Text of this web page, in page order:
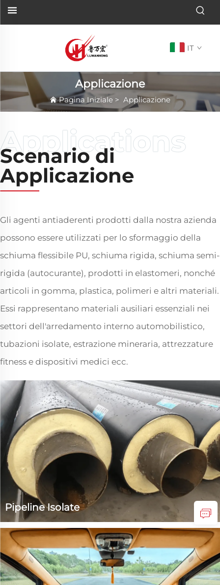
IT
Applicazione
Pagina Iniziale > Applicazione
Scenario di
Applicazione
Gli agenti antiaderenti prodotti dalla nostra azienda
possono essere utilizzati per lo sformaggio della
schiuma flessibile PU, schiuma rigida, schiuma semi-
rigida (autocurante), prodotti in elastomeri, nonché
articoli in gomma, plastica, polimeri e altri materiali.
Essi rappresentano materiali ausiliari essenziali nei
settori dell'arredamento interno automobilistico,
tubazioni isolate, estrazione mineraria, attrezzature
fitness e dispositivi medici ecc.
Pipeline Isolate
Le linee isolate rappresentano i prodotti del gruppo dei
poliuretani a schiuma rigida. La nostra azienda produce
agenti di scarico per poliuretano a schiuma rigida, che
vengono classificati in formulazioni a base di olio e acqua,
nonché in concentrati e pronti all'uso. Questi prodotti...